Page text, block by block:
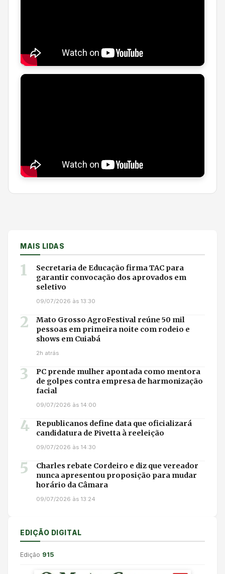
MAIS LIDAS
1
Secretaria de Educação firma TAC para
garantir convocação dos aprovados em
seletivo
09/07/2026 às 13:30
2
Mato Grosso AgroFestival reúne 50 mil
pessoas em primeira noite com rodeio e
shows em Cuiabá
2h atrás
3
PC prende mulher apontada como mentora
de golpes contra empresa de harmonização
facial
09/07/2026 às 14:00
4
Republicanos define data que oficializará
candidatura de Pivetta à reeleição
09/07/2026 às 14:30
5
Charles rebate Cordeiro e diz que vereador
nunca apresentou proposição para mudar
horário da Câmara
09/07/2026 às 13:24
EDIÇÃO DIGITAL
Edição 915